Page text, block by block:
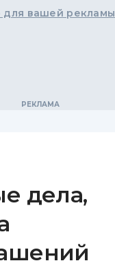
для вашей рекламы
дела,